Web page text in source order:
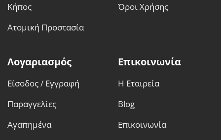
Κήπος
Ατομική Προστασία
Όροι Χρήσης
Λογαριασμός
Είσοδος / Εγγραφή
Παραγγελίες
Αγαπημένα
Επικοινωνία
Η Εταιρεία
Blog
Επικοινωνία